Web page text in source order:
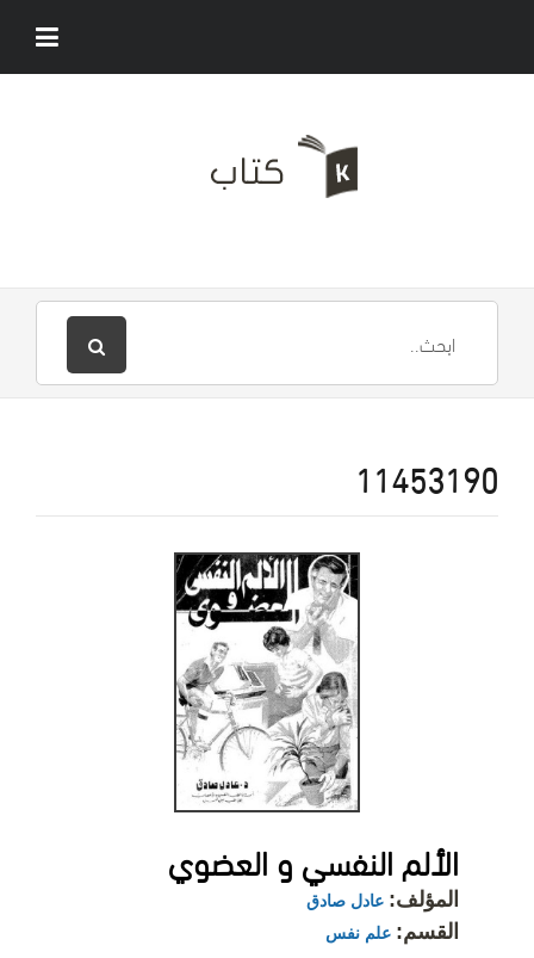
11453190
الألم النفسي و العضوي
المؤلف: عادل صادق
القسم: علم نفس